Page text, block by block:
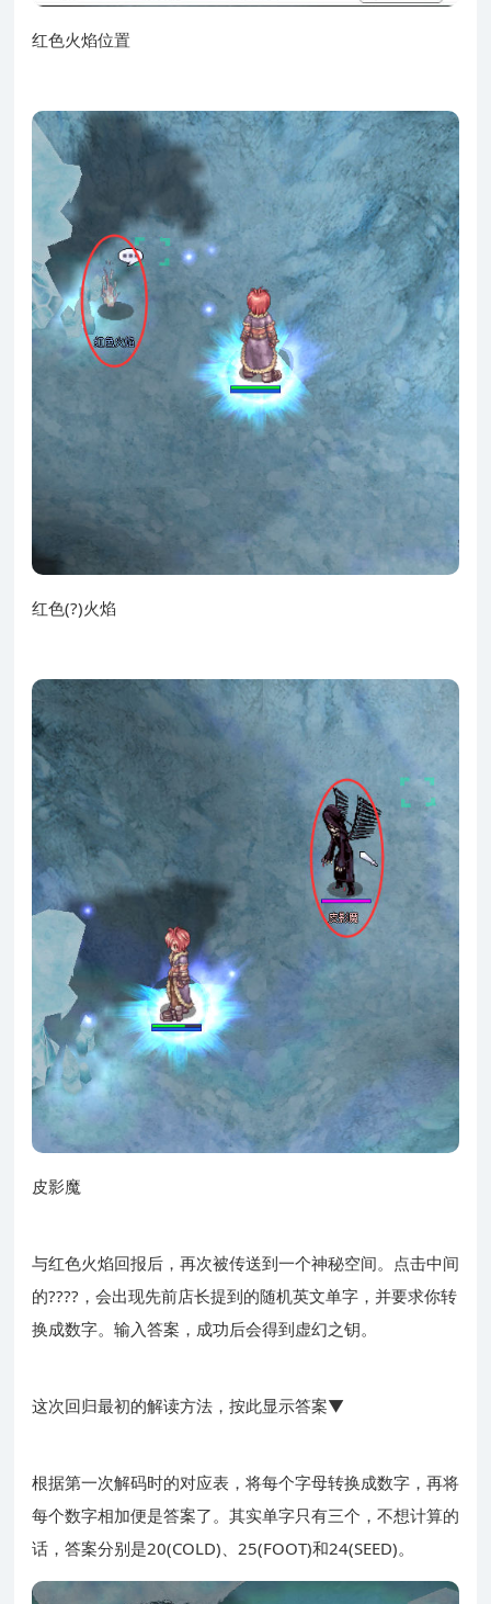
红色火焰位置
红色(?)火焰
皮影魔
与红色火焰回报后，再次被传送到一个神秘空间。点击中间
的????，会出现先前店长提到的随机英文单字，并要求你转
换成数字。输入答案，成功后会得到虚幻之钥。
这次回归最初的解读方法，按此显示答案▼
根据第一次解码时的对应表，将每个字母转换成数字，再将
每个数字相加便是答案了。其实单字只有三个，不想计算的
话，答案分别是20(COLD)、25(FOOT)和24(SEED)。